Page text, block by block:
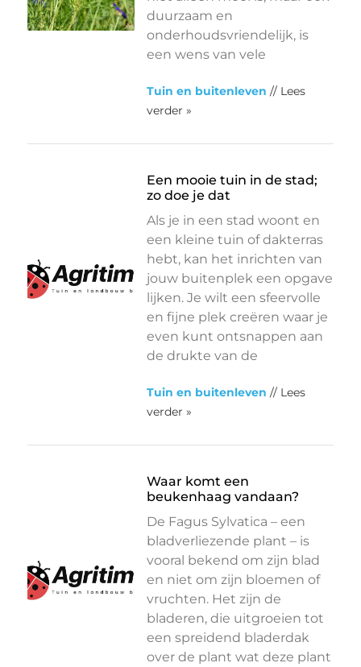
duurzaam en
onderhoudsvriendelijk, is
een wens van vele
Tuin en buitenleven // Lees
verder »
Een mooie tuin in de stad;
zo doe je dat
Als je in een stad woont en
een kleine tuin of dakterras
hebt, kan het inrichten van
jouw buitenplek een opgave
lijken. Je wilt een sfeervolle
en fijne plek creëren waar je
even kunt ontsnappen aan
de drukte van de
Tuin en buitenleven // Lees
verder »
Waar komt een
beukenhaag vandaan?
De Fagus Sylvatica – een
bladverliezende plant – is
vooral bekend om zijn blad
en niet om zijn bloemen of
vruchten. Het zijn de
bladeren, die uitgroeien tot
een spreidend bladerdak
over de plant wat deze plant